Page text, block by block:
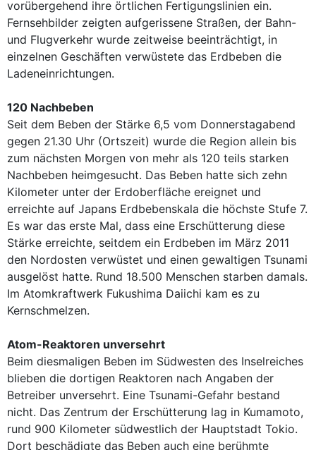
vorübergehend ihre örtlichen Fertigungslinien ein.
Fernsehbilder zeigten aufgerissene Straßen, der Bahn-
und Flugverkehr wurde zeitweise beeinträchtigt, in
einzelnen Geschäften verwüstete das Erdbeben die
Ladeneinrichtungen.
120 Nachbeben
Seit dem Beben der Stärke 6,5 vom Donnerstagabend
gegen 21.30 Uhr (Ortszeit) wurde die Region allein bis
zum nächsten Morgen von mehr als 120 teils starken
Nachbeben heimgesucht. Das Beben hatte sich zehn
Kilometer unter der Erdoberfläche ereignet und
erreichte auf Japans Erdbebenskala die höchste Stufe 7.
Es war das erste Mal, dass eine Erschütterung diese
Stärke erreichte, seitdem ein Erdbeben im März 2011
den Nordosten verwüstet und einen gewaltigen Tsunami
ausgelöst hatte. Rund 18.500 Menschen starben damals.
Im Atomkraftwerk Fukushima Daiichi kam es zu
Kernschmelzen.
Atom-Reaktoren unversehrt
Beim diesmaligen Beben im Südwesten des Inselreiches
blieben die dortigen Reaktoren nach Angaben der
Betreiber unversehrt. Eine Tsunami-Gefahr bestand
nicht. Das Zentrum der Erschütterung lag in Kumamoto,
rund 900 Kilometer südwestlich der Hauptstadt Tokio.
Dort beschädigte das Beben auch eine berühmte